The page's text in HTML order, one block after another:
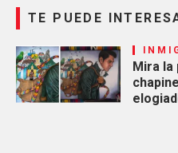
TE PUEDE
Mira la